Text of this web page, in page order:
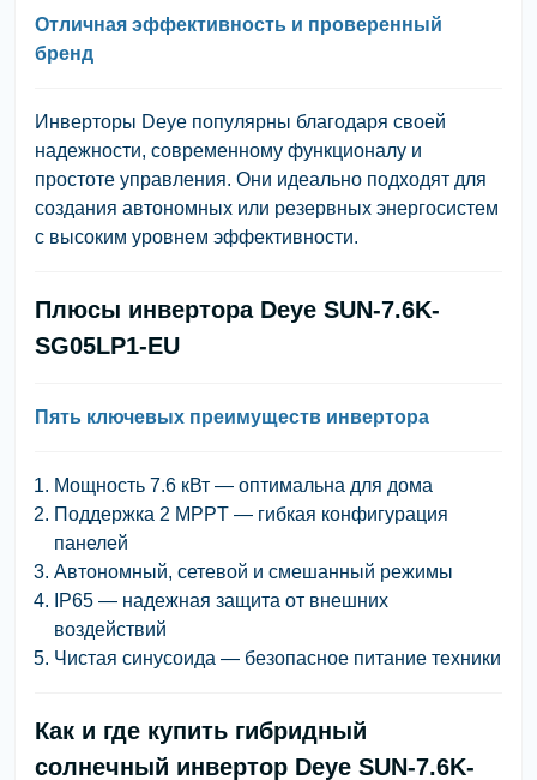
Отличная эффективность и проверенный
бренд
Инверторы Deye популярны благодаря своей
надежности, современному функционалу и
простоте управления. Они идеально подходят для
создания автономных или резервных энергосистем
с высоким уровнем эффективности.
Плюсы инвертора Deye SUN-7.6K-
SG05LP1-EU
Пять ключевых преимуществ инвертора
Мощность 7.6 кВт — оптимальна для дома
Поддержка 2 MPPT — гибкая конфигурация
панелей
Автономный, сетевой и смешанный режимы
IP65 — надежная защита от внешних
воздействий
Чистая синусоида — безопасное питание техники
Как и где купить гибридный
солнечный инвертор Deye SUN-7.6K-